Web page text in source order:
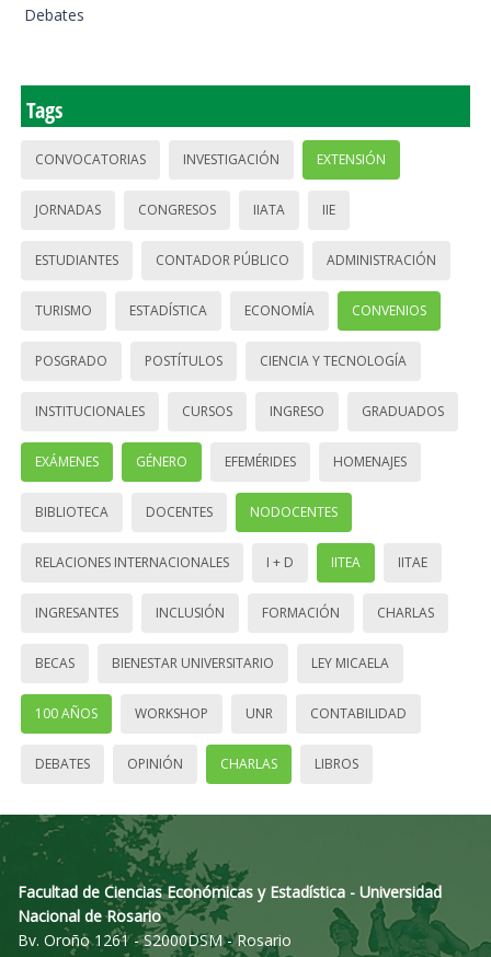
Debates
Tags
CONVOCATORIAS INVESTIGACIÓN EXTENSIÓN
JORNADAS CONGRESOS IIATA IIE
ESTUDIANTES CONTADOR PÚBLICO ADMINISTRACIÓN
TURISMO ESTADÍSTICA ECONOMÍA CONVENIOS
POSGRADO POSTÍTULOS CIENCIA Y TECNOLOGÍA
INSTITUCIONALES CURSOS INGRESO GRADUADOS
EXÁMENES GÉNERO EFEMÉRIDES HOMENAJES
BIBLIOTECA DOCENTES NODOCENTES
RELACIONES INTERNACIONALES I + D IITEA IITAE
INGRESANTES INCLUSIÓN FORMACIÓN CHARLAS
BECAS BIENESTAR UNIVERSITARIO LEY MICAELA
100 AÑOS WORKSHOP UNR CONTABILIDAD
DEBATES OPINIÓN CHARLAS LIBROS
Facultad de Ciencias Económicas y Estadística - Universidad
Nacional de Rosario
Bv. Oroño 1261 - S2000DSM - Rosario